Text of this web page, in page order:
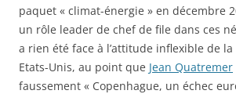
paquet « climat-énergie » en décembre
un rôle leader de chef de file dans ces
a rien été face à l’attitude inflexible de la
Etats-Unis, au point que Jean Quatremer
faussement « Copenhague, un échec